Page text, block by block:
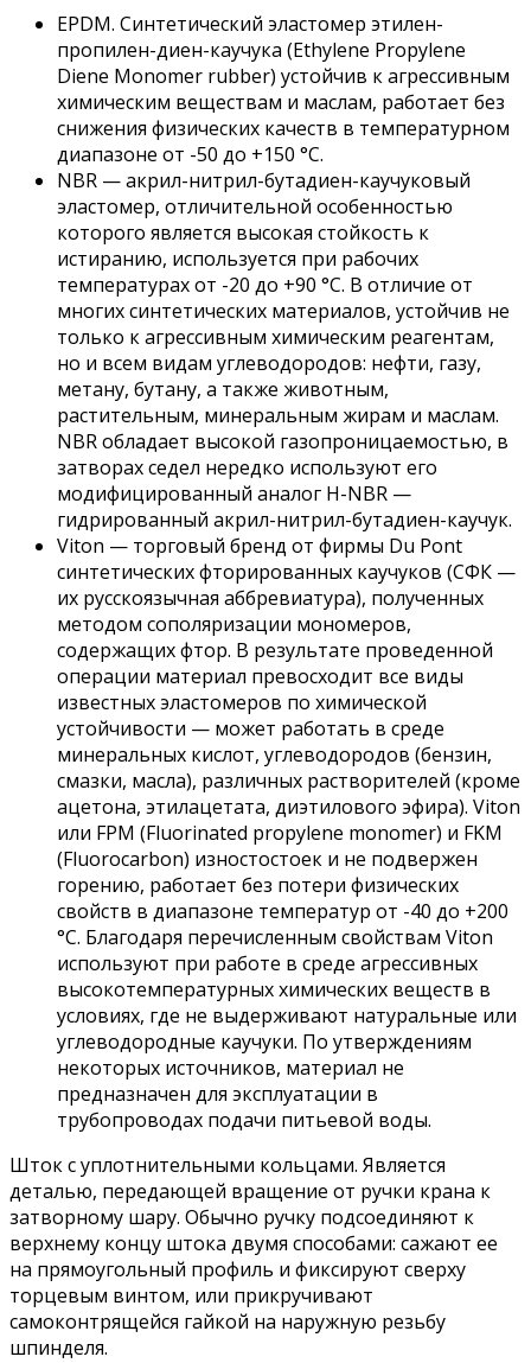
EPDM. Синтетический эластомер этилен-
пропилен-диен-каучука (Ethylene Propylene
Diene Monomer rubber) устойчив к агрессивным
химическим веществам и маслам, работает без
снижения физических качеств в температурном
диапазоне от -50 до +150 °С.
NBR — акрил-нитрил-бутадиен-каучуковый
эластомер, отличительной особенностью
которого является высокая стойкость к
истиранию, используется при рабочих
температурах от -20 до +90 °С. В отличие от
многих синтетических материалов, устойчив не
только к агрессивным химическим реагентам,
но и всем видам углеводородов: нефти, газу,
метану, бутану, а также животным,
растительным, минеральным жирам и маслам.
NBR обладает высокой газопроницаемостью, в
затворах седел нередко используют его
модифицированный аналог H-NBR —
гидрированный акрил-нитрил-бутадиен-каучук.
Viton — торговый бренд от фирмы Du Pont
синтетических фторированных каучуков (СФК —
их русскоязычная аббревиатура), полученных
методом сополяризации мономеров,
содержащих фтор. В результате проведенной
операции материал превосходит все виды
известных эластомеров по химической
устойчивости — может работать в среде
минеральных кислот, углеводородов (бензин,
смазки, масла), различных растворителей (кроме
ацетона, этилацетата, диэтилового эфира). Viton
или FPM (Fluorinated propylene monomer) и FKM
(Fluorocarbon) изностостоек и не подвержен
горению, работает без потери физических
свойств в диапазоне температур от -40 до +200
°С. Благодаря перечисленным свойствам Viton
используют при работе в среде агрессивных
высокотемпературных химических веществ в
условиях, где не выдерживают натуральные или
углеводородные каучуки. По утверждениям
некоторых источников, материал не
предназначен для эксплуатации в
трубопроводах подачи питьевой воды.
Шток с уплотнительными кольцами. Является
деталью, передающей вращение от ручки крана к
затворному шару. Обычно ручку подсоединяют к
верхнему концу штока двумя способами: сажают ее
на прямоугольный профиль и фиксируют сверху
торцевым винтом, или прикручивают
самоконтрящейся гайкой на наружную резьбу
шпинделя.